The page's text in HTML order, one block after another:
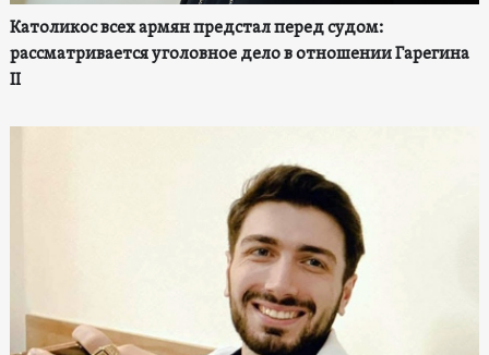
Католикос всех армян предстал перед судом:
рассматривается уголовное дело в отношении Гарегина
II